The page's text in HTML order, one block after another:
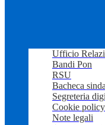
Ufficio
Bandi Pon
RSU
Bacheca
Segreteria
Cookie policy
Note legali